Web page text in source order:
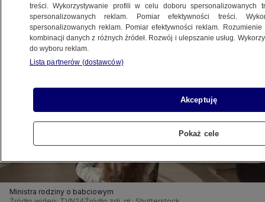
Udostępnij
Ministra rodziny o babciowym
treści. Wykorzystywanie profili w celu doboru spersonalizowanych
spersonalizowanych reklam. Pomiar efektywności treści.
spersonalizowanych reklam. Pomiar efektywności reklam.
kombinacji danych z różnych źródeł. Rozwój i ulepszanie usług.
do wyboru reklam.
Lista partnerów (dostawców)
Akceptuję
Pokaż cele